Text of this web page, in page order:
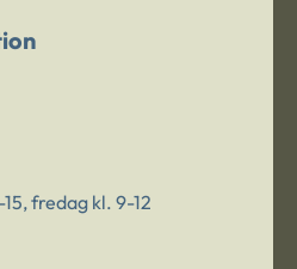
fredag kl. 9-12